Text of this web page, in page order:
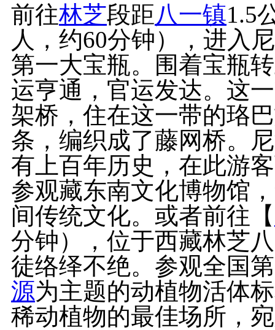
前往林芝段距八一镇1.5
人，约60分钟），进入
第一大宝瓶。围着宝瓶
运亨通，官运发达。这
架桥，住在这一带的珞
条，编织成了藤网桥。
有上百年历史，在此游
参观藏东南文化博物馆
间传统文化。或者前往【
分钟），位于西藏林芝
徒络绎不绝。参观全国
源为主题的动植物活体
稀动植物的最佳场所，